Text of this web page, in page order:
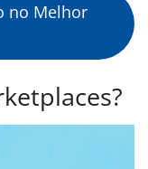
no Melhor